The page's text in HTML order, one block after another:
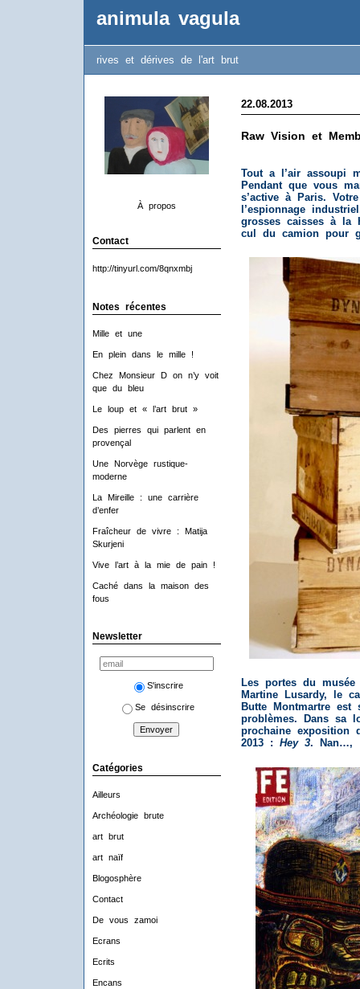
animula vagula
rives et dérives de l'art brut
À propos
Contact
http://tinyurl.com/8qnxmbj
Notes récentes
Mille et une
En plein dans le mille !
Chez Monsieur D on n’y voit
que du bleu
Le loup et « l’art brut »
Des pierres qui parlent en
provençal
Une Norvège rustique-
moderne
La Mireille : une carrière
d’enfer
Fraîcheur de vivre : Matija
Skurjeni
Vive l’art à la mie de pain !
Caché dans la maison des
fous
Newsletter
S'inscrire
Se désinscrire
Catégories
Ailleurs
Archéologie brute
art brut
art naïf
Blogosphère
Contact
De vous zamoi
Ecrans
Ecrits
Encans
22.08.2013
Raw Vision et
Tout a l’air assoupi
Pendant que vous
s’active à Paris.
l’espionnage
grosses caisses à la
cul du camion pour
Les portes du
Martine Lusardy, le
Butte Montmartre
problèmes. Dans sa
prochaine exposition
2013 : Hey 3. Nan…,